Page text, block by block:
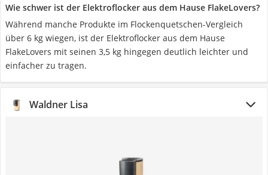
Wie schwer ist der Elektroflocker aus dem Hause FlakeLovers?
Während manche Produkte im Flockenquetschen-Vergleich
über 6 kg wiegen, ist der Elektroflocker aus dem Hause
FlakeLovers mit seinen 3,5 kg hingegen deutlich leichter und
einfacher zu tragen.
Waldner Lisa